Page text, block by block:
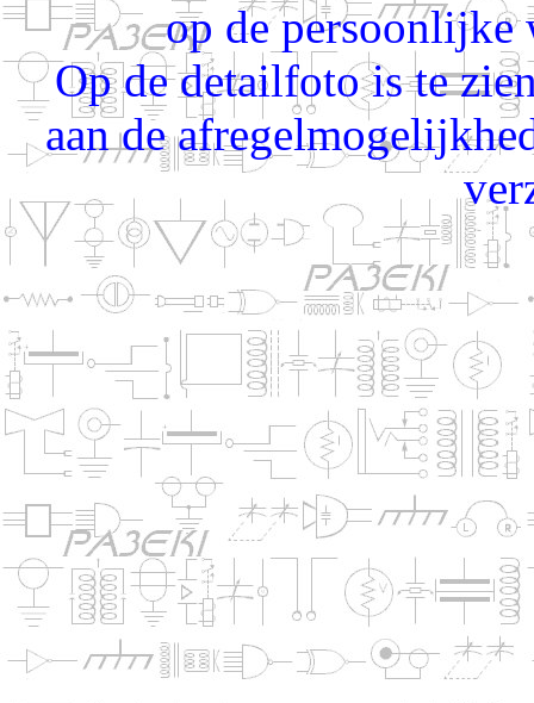
op de persoonlijke
Op de detailfoto is te
aan de